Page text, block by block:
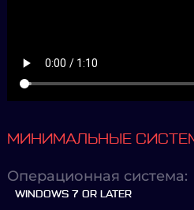
МИНИМАЛЬНЫЕ
Операционная система:
WINDOWS 7 OR LATER